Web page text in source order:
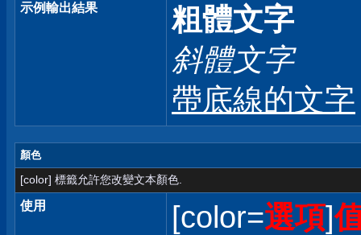
示例輸出結果
粗體文字
斜體文字
帶底線的文字
顏色
[color] 標籤允許您改變文本顏色.
使用 [color=選項]